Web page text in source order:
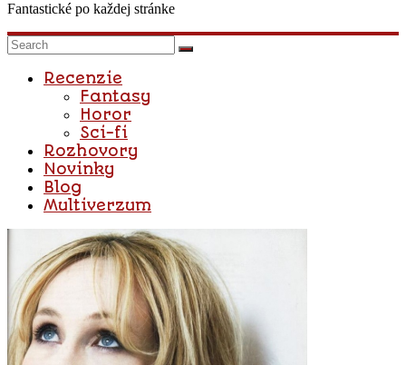
Fantastické po každej stránke
Recenzie
Fantasy
Horor
Sci-fi
Rozhovory
Novinky
Blog
Multiverzum